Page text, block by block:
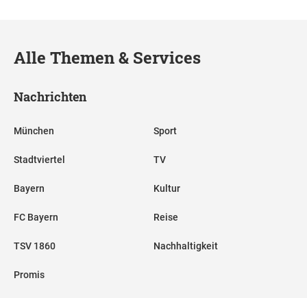
Alle Themen & Services
Nachrichten
München
Stadtviertel
Bayern
FC Bayern
TSV 1860
Promis
Sport
TV
Kultur
Reise
Nachhaltigkeit